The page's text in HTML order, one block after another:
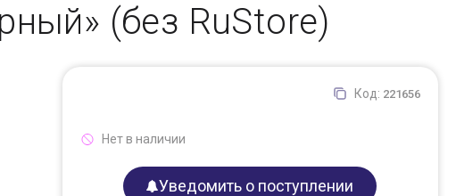
(без RuStore)
Код: 221656
Нет в наличии
Уведомить о поступлении